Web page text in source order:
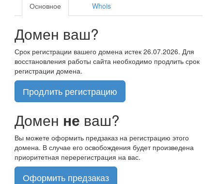
Основное Whois
Домен ваш?
Срок регистрации вашего домена истек 26.07.2026. Для
восстановления работы сайта необходимо продлить срок
регистрации домена.
Продлить регистрацию
Домен не ваш?
Вы можете оформить предзаказ на регистрацию этого
домена. В случае его освобождения будет произведена
приоритетная перерегистрация на вас.
Оформить предзаказ